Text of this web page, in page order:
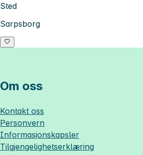
Sted
Sarpsborg
Om oss
Kontakt oss
Personvern
Informasjonskapsler
Tilgjengelighetserklæring